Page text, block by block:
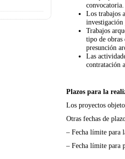
convocatoria.
Los trabajos
investigación
Trabajos
tipo de obras
presunción
Las
contratación
Plazos para la
Los proyectos
Otras fechas de
– Fecha límite para
– Fecha límite para